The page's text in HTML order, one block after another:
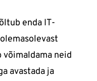
enda IT-
neid
avastada ja